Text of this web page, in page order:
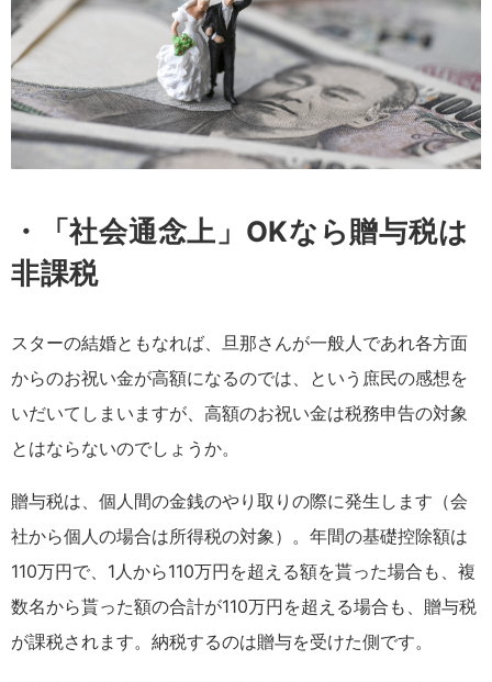
・「社会通念上」OKなら贈与税は
非課税
スターの結婚ともなれば、旦那さんが一般人であれ各方面
からのお祝い金が高額になるのでは、という庶民の感想を
いだいてしまいますが、高額のお祝い金は税務申告の対象
とはならないのでしょうか。
贈与税は、個人間の金銭のやり取りの際に発生します（会
社から個人の場合は所得税の対象）。年間の基礎控除額は
110万円で、1人から110万円を超える額を貰った場合も、複
数名から貰った額の合計が110万円を超える場合も、贈与税
が課税されます。納税するのは贈与を受けた側です。